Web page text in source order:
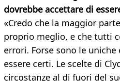
dovrebbe accettare di
«Credo che la maggior
proprio meglio, e che tutti
errori. Forse sono le
essere certi. Le scelte di
circostanze al di fuori del